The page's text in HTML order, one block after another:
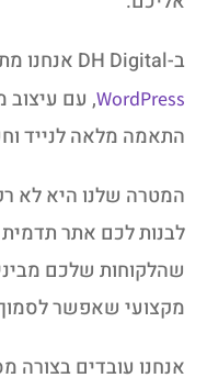
ב-DH Digital אנחנו מתמחים בבניית אתר תדמית על
WordPress, עם עיצוב
התאמה מלאה לנייד
המטרה שלנו היא לא
לבנות לכם אתר
שהלקוחות שלכם
מקצועי שאפשר לסמוך
אנחנו עובדים בצורה